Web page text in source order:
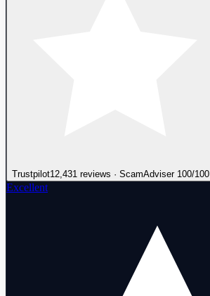
Trustpilot12,431 reviews · ScamAdviser 100/100
Excellent